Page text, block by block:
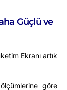
Güçlü ve
Ekranı artık
göre